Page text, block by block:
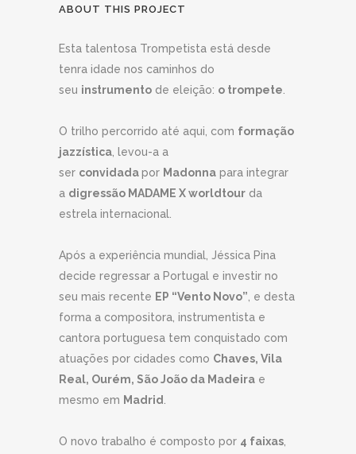
ABOUT THIS PROJECT
Esta talentosa Trompetista está desde
tenra idade nos caminhos do
seu instrumento de eleição: o trompete
O trilho percorrido até aqui, com formação
jazzística , levou-a a
ser convidadapor Madonna para integrar
a digressão MADAME X worldtour da
estrela internacional.
Após a experiência mundial, Jéssica Pina
decide regressar a Portugal e investir no
seu mais recente EP “Vento Novo” , e desta
forma a compositora, instrumentista e
cantora portuguesa tem conquistado com
atuações por cidades como Chaves, Vila
Real, Ourém, São João da Madeira e
mesmo em Madrid
O novo trabalho é composto por 4 faixas